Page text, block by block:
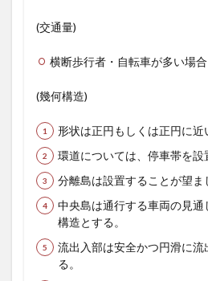
(交通量)
横断歩行者・自転車が多い場
(幾何構造)
形状は正円もしくは正円に近
環道については、停車帯を設
分離島は設置することが望ま
中央島は通行する車両の見
構造とする。
流出入部は安全かつ円滑に流
る。